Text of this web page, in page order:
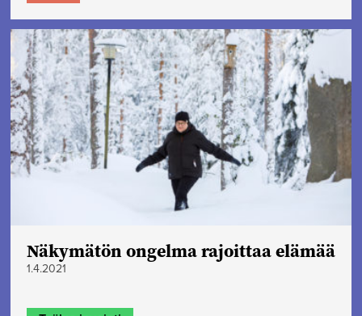
Näkymätön ongelma rajoittaa elämää
1.4.2021